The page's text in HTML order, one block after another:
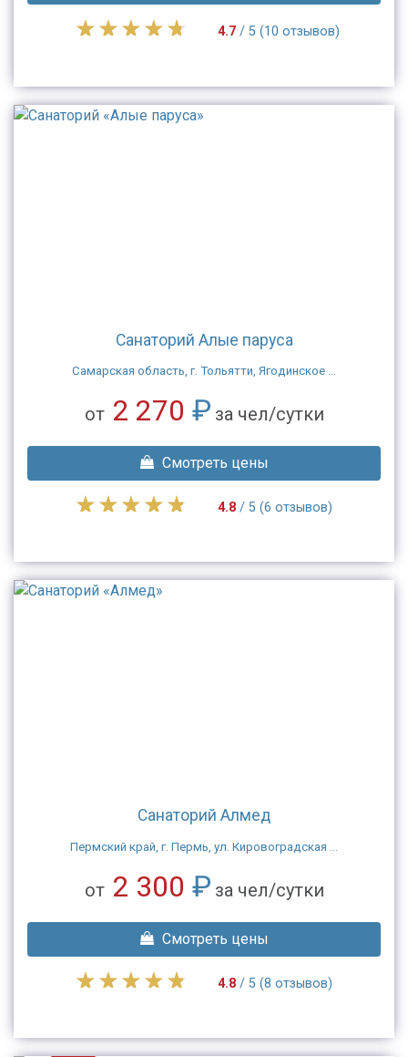
4.7/ 5 (10 отзывов)
Санаторий Алые паруса
Самарская область, г. Тольятти, Ягодинское ...
от 2 270 ₽ за чел/сутки
Смотреть цены
4.8/ 5 (6 отзывов)
Санаторий Алмед
Пермский край, г. Пермь, ул. Кировоградская ...
от 2 300 ₽ за чел/сутки
Смотреть цены
4.8/ 5 (8 отзывов)